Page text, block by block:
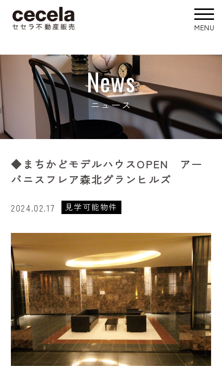
News
ニュース
◆まちかどモデルハウスOPEN アー
バニスフレア森北グランヒルズ
2024.02.17 見学可能物件